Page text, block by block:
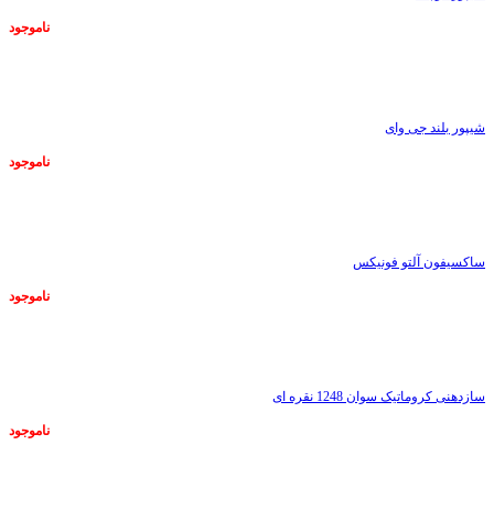
ناموجود
شیپور بلند جی وای
ناموجود
ساکسیفون آلتو فونیکس
ناموجود
سازدهنی کروماتیک سوان 1248 نقره ای
ناموجود